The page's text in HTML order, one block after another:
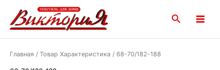
содержимому
Поиск
Menu
Главная / Товар Характеристика / 68-70/182-188